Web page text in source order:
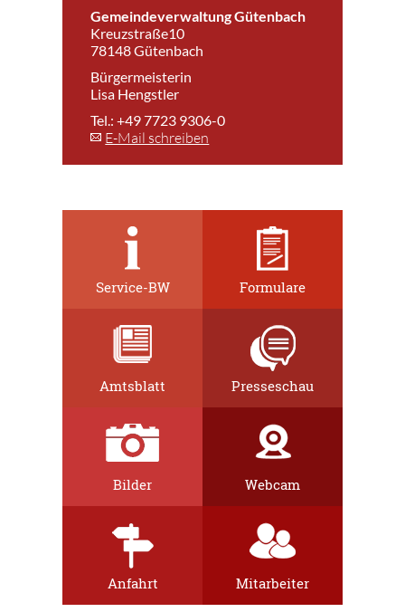
Gemeindeverwaltung Gütenbach
Kreuzstraße10
78148 Gütenbach
Bürgermeisterin
Lisa Hengstler
Tel.: +49 7723 9306-0
E-Mail schreiben
Service-BW Formulare
Amtsblatt Presseschau
Bilder Webcam
Anfahrt Mitarbeiter